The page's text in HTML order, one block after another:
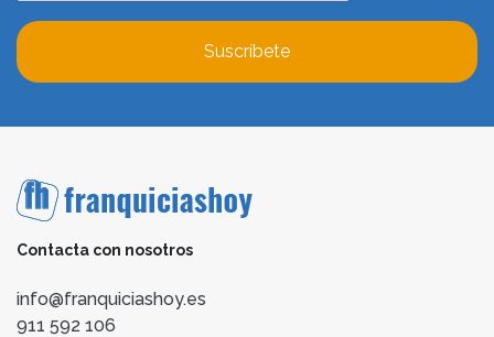
Suscríbete
Contacta con nosotros
info@franquiciashoy.es
911 592 106